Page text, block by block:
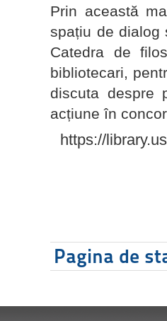
Prin această
spațiu de dialog
Catedra de
bibliotecari,
discuta despre
acțiune în
https://
Pagina de